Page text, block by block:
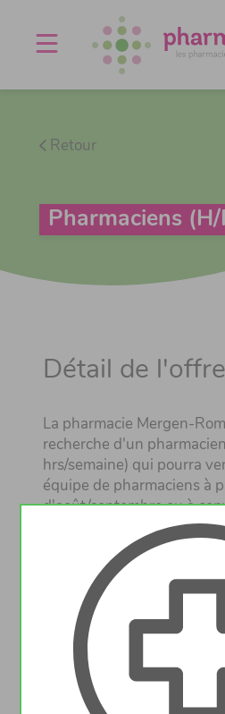
À
Retour
Pharmaciens (H/
Détail de l'offre
La pharmacie Mergen-
recherche d'un
hrs/semaine) qui pourra
équipe de pharmaciens à
d'août/septembre ou à
Notre équipe est motivée
travail varié. Il comprend
des préparations
collaboration avec et
médicaments des maisons
réseaux de soins,
médicamenteuses ou la